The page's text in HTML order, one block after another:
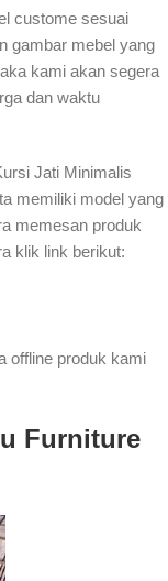
custome sesuai
gambar mebel yang
kami akan segera
dan waktu
Jati Minimalis
memiliki model yang
memesan produk
klik link berikut:
offline produk kami
Furniture